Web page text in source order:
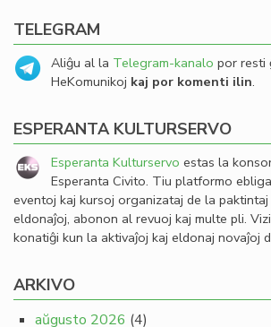
TELEGRAM
Aliĝu al la Telegram-kanalo por resti
HeKomunikoj kaj por komenti ilin.
ESPERANTA KULTURSERVO
Esperanta Kulturservo estas la
Esperanta Civito. Tiu platformo
eventoj kaj kursoj organizataj de la
eldonaĵoj, abonon al revuoj kaj multe pli.
konatiĝi kun la aktivaĵoj kaj eldonaj novaĵoj
ARKIVO
aŭgusto 2026 (4)